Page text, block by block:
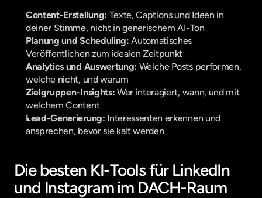
Content-Erstellung: Texte, Captions und Ideen in
deiner Stimme, nicht in generischem AI-Ton
Planung und Scheduling: Automatisches
Veröffentlichen zum idealen Zeitpunkt
Analytics und Auswertung: Welche Posts performen,
welche nicht, und warum
Zielgruppen-Insights: Wer interagiert, wann, und mit
welchem Content
Lead-Generierung: Interessenten erkennen und
ansprechen, bevor sie kalt werden
Die besten KI-Tools für LinkedIn
und Instagram im DACH-Raum